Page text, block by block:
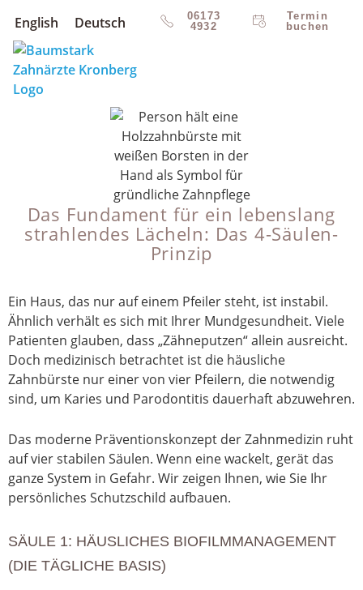
English Deutsch
06173
4932
Termin
buchen
Das Fundament für ein lebenslang
strahlendes Lächeln: Das 4-Säulen-
Prinzip
Ein Haus, das nur auf einem Pfeiler steht, ist instabil.
Ähnlich verhält es sich mit Ihrer Mundgesundheit. Viele
Patienten glauben, dass „Zähneputzen“ allein ausreicht.
Doch medizinisch betrachtet ist die häusliche
Zahnbürste nur einer von vier Pfeilern, die notwendig
sind, um Karies und Parodontitis dauerhaft abzuwehren.
Das moderne Präventionskonzept der Zahnmedizin ruht
auf vier stabilen Säulen. Wenn eine wackelt, gerät das
ganze System in Gefahr. Wir zeigen Ihnen, wie Sie Ihr
persönliches Schutzschild aufbauen.
SÄULE 1: HÄUSLICHES BIOFILMMANAGEMENT
(DIE TÄGLICHE BASIS)